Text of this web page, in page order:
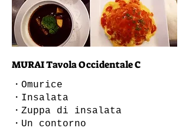
MURAI Tavola Occidentale C
・Omurice
・Insalata
・Zuppa di insalata
・Un contorno